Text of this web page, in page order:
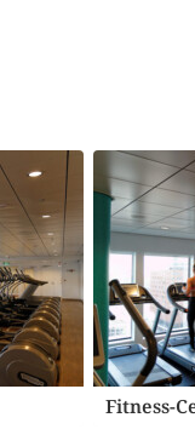
Fitness-